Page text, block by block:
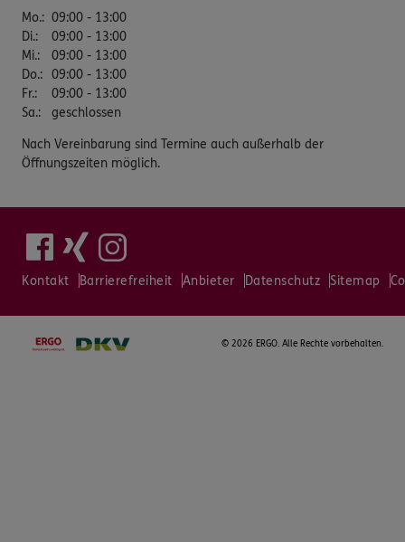
Mo.: 09:00 - 13:00
Di.:
09:00 - 13:00
Mi.:
09:00 - 13:00
Do.: 09:00 - 13:00
Fr.:
09:00 - 13:00
Sa.: geschlossen
Nach Vereinbarung sind Termine auch außerhalb der
Öffnungszeiten möglich.
Kontakt Barrierefreiheit Anbieter Datenschutz Sitemap
© 2026 ERGO. Alle Rechte vorbehalten.